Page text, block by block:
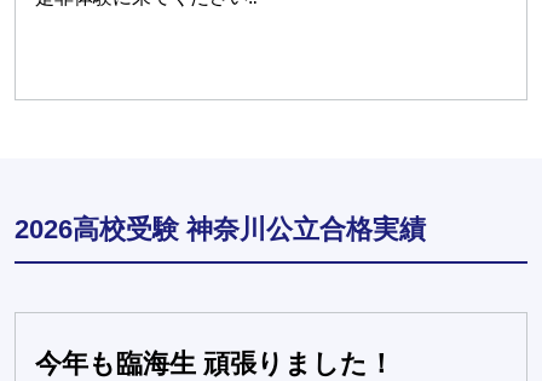
2026高校受験 神奈川公立合格実績
今年も臨海生 頑張りました！